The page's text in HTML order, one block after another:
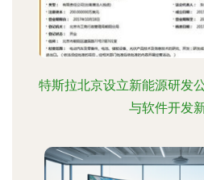
特斯拉北京设立新能源研发
与软件开发